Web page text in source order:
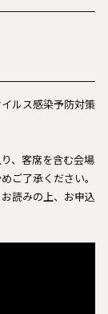
ルス感染予防対策
、客席を含む会場
ご了承ください。
読みの上、お申込